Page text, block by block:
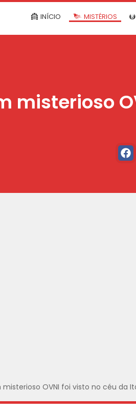
INÍCIO MISTÉRIOS
misterioso
misterioso OVNI foi visto no céu da